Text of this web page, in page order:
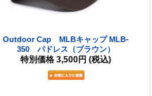
Outdoor Cap MLBキャップ MLB-
350 パドレス（ブラウン）
特別価格 3,500円 (税込)